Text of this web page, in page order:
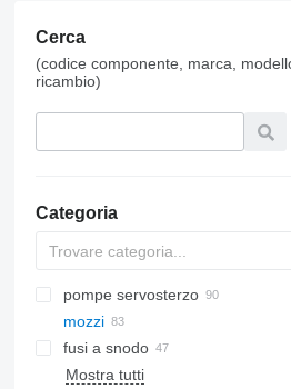
Cerca
(codice componente, marca,
ricambio)
Categoria
pompe servosterzo
mozzi
fusi a snodo
Mostra tutti